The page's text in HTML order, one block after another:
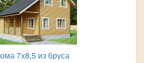
7х8,5 из бруса